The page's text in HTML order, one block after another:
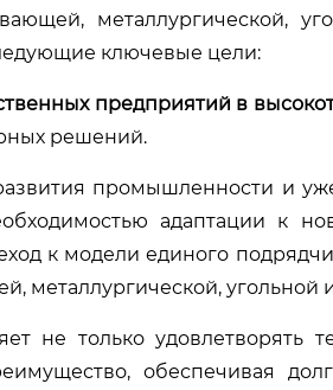
металлургической,
ключевые цели:
предприятий в
решений.
промышленности и
адаптации к
к модели единого
металлургической, угольной
не только
обеспечивая